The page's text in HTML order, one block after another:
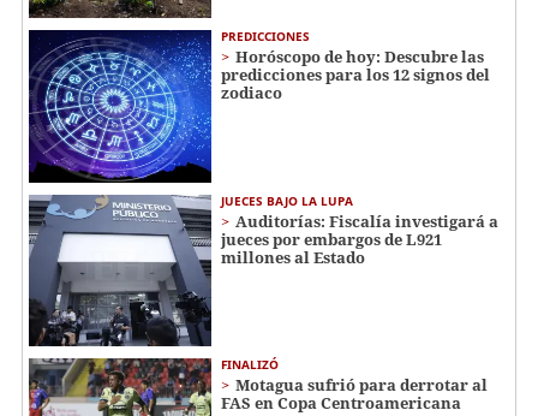
PREDICCIONES
Horóscopo de hoy: Descubre las
predicciones para los 12 signos del
zodiaco
JUECES BAJO LA LUPA
Auditorías: Fiscalía investigará a
jueces por embargos de L921
millones al Estado
FINALIZÓ
Motagua sufrió para derrotar al
FAS en Copa Centroamericana